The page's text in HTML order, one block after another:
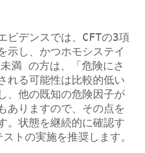
ビデンスでは、CFTの3項
示し、かつホモシステイ
の方は、「危険にさ
れる可能性は比較的低い
、他の既知の危険因子が
ありますので、その点を
。状態を継続的に確認す
トの実施を推奨します。